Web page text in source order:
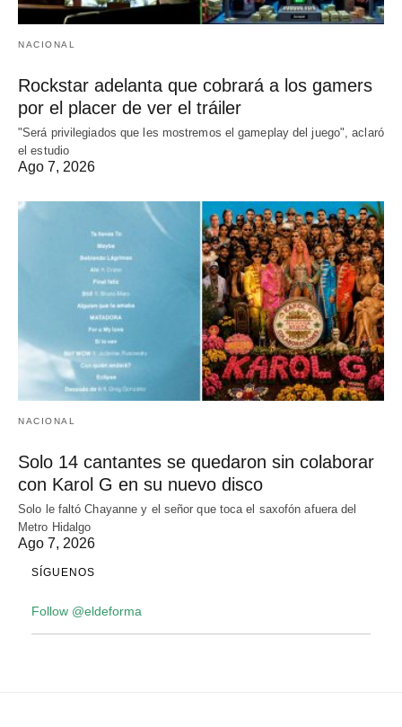
NACIONAL
Rockstar adelanta que cobrará a los gamers
por el placer de ver el tráiler
"Será privilegiados que les mostremos el gameplay del juego", aclaró
el estudio
Ago 7, 2026
NACIONAL
Solo 14 cantantes se quedaron sin colaborar
con Karol G en su nuevo disco
Solo le faltó Chayanne y el señor que toca el saxofón afuera del
Metro Hidalgo
Ago 7, 2026
SÍGUENOS
Follow @eldeforma